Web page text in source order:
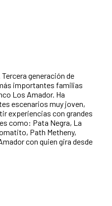
generación de
importantes familias
Los Amador. Ha
escenarios muy joven,
experiencias con grandes
como: Pata Negra, La
Path Metheny,
con quien gira desde